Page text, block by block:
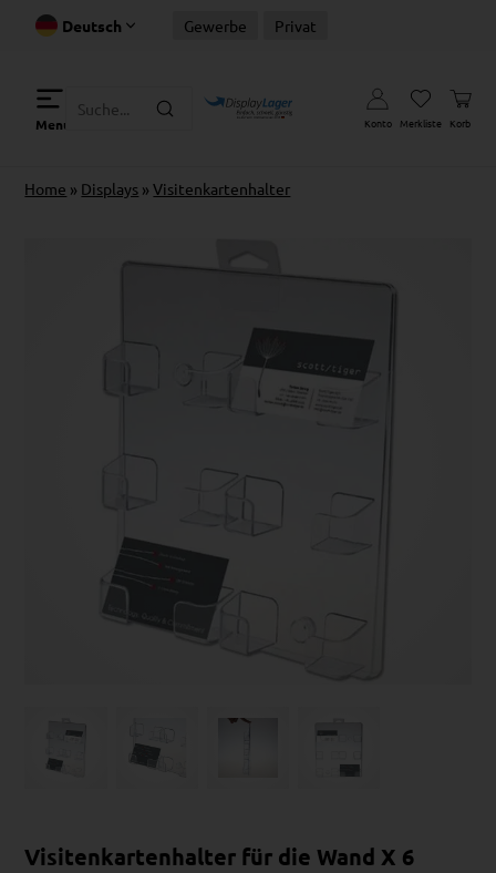
Deutsch Gewerbe Privat
Menu Konto Merkliste Korb
Home » Displays »Visitenkartenhalter
Visitenkartenhalter für die Wand X 6